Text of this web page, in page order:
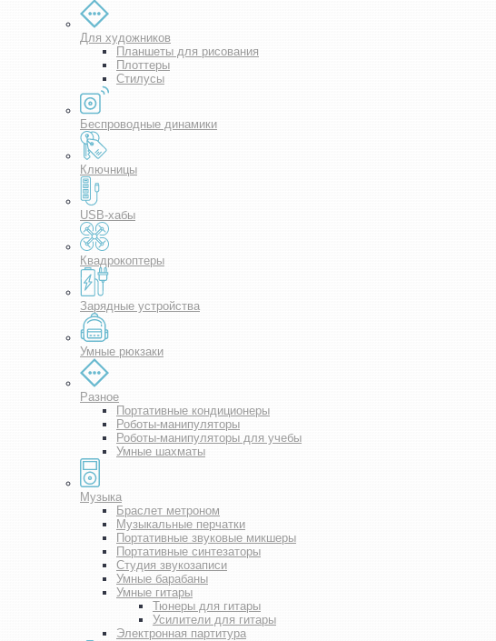
Для художников
Планшеты для рисования
Плоттеры
Стилусы
Беспроводные динамики
Ключницы
USB-хабы
Квадрокоптеры
Зарядные устройства
Умные рюкзаки
Разное
Портативные кондиционеры
Роботы-манипуляторы
Роботы-манипуляторы для учебы
Умные шахматы
Музыка
Браслет метроном
Музыкальные перчатки
Портативные звуковые микшеры
Портативные синтезаторы
Студия звукозаписи
Умные барабаны
Умные гитары
Тюнеры для гитары
Усилители для гитары
Электронная партитура